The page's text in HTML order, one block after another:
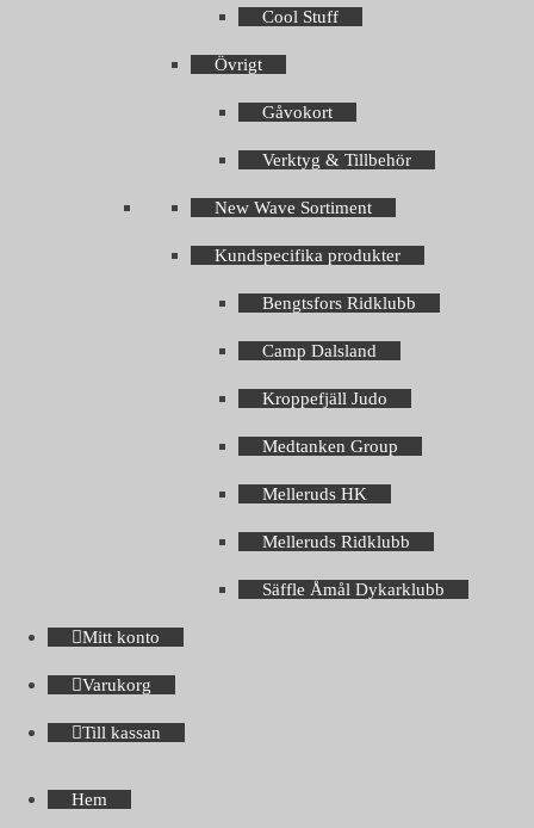
Cool Stuff
Övrigt
Gåvokort
Verktyg & Tillbehör
New Wave Sortiment
Kundspecifika produkter
Bengtsfors Ridklubb
Camp Dalsland
Kroppefjäll Judo
Medtanken Group
Melleruds HK
Melleruds Ridklubb
Säffle Åmål Dykarklubb
Mitt konto
Varukorg
Till kassan
Hem